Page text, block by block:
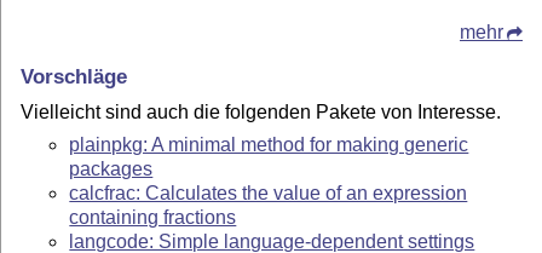
mehr
Vorschläge
Vielleicht sind auch die folgenden Pakete von Interesse.
plainpkg: A minimal method for making generic
packages
calcfrac: Calculates the value of an expression
containing fractions
langcode: Simple language-dependent settings